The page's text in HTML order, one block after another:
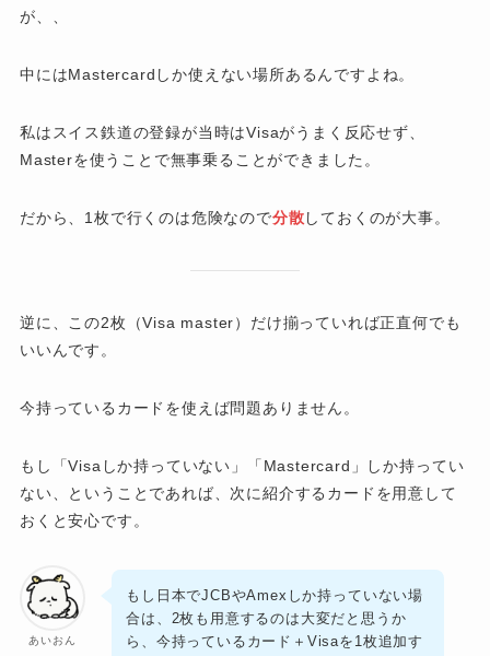
が、、
中にはMastercardしか使えない場所あるんですよね。
私はスイス鉄道の登録が当時はVisaがうまく反応せず、
Masterを使うことで無事乗ることができました。
だから、1枚で行くのは危険なので分散しておくのが大事。
逆に、この2枚（Visa master）だけ揃っていれば正直何でも
いいんです。
今持っているカードを使えば問題ありません。
もし「Visaしか持っていない」「Mastercard」しか持ってい
ない、ということであれば、次に紹介するカードを用意して
おくと安心です。
あいおん
もし日本でJCBやAmexしか持っていない場
合は、2枚も用意するのは大変だと思うか
ら、今持っているカード＋Visaを1枚追加す